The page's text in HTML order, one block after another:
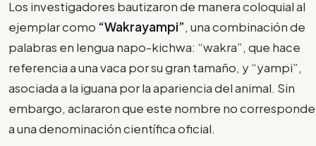
Los investigadores bautizaron de manera coloquial al
ejemplar como “Wakrayampi”, una combinación de
palabras en lengua napo-kichwa: “wakra”, que hace
referencia a una vaca por su gran tamaño, y “yampi”,
asociada a la iguana por la apariencia del animal. Sin
embargo, aclararon que este nombre no corresponde
a una denominación científica oficial.